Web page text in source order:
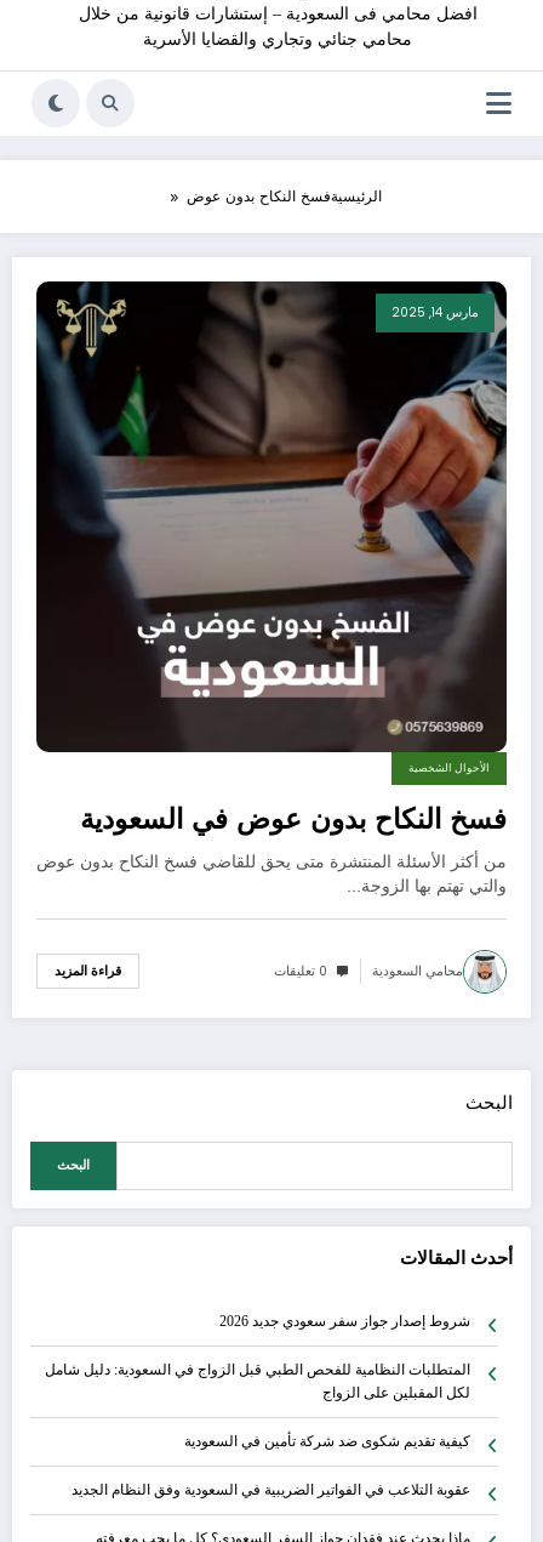
افضل محامي فى السعودية – إستشارات قانونية من خلال
محامي جنائي وتجاري والقضايا الأسرية
الرئيسيةفسخ النكاح بدون عوض
مارس 14, 2025
الأحوال الشخصية
فسخ النكاح بدون عوض في السعودية
من أكثر الأسئلة المنتشرة متى يحق للقاضي فسخ النكاح بدون عوض
والتي تهتم بها الزوجة…
محامي السعودية 0 تعليقات قراءة المزيد
البحث
البحث
أحدث المقالات
شروط إصدار جواز سفر سعودي جديد 2026
المتطلبات النظامية للفحص الطبي قبل الزواج في السعودية: دليل شامل
لكل المقبلين على الزواج
كيفية تقديم شكوى ضد شركة تأمين في السعودية
عقوبة التلاعب في الفواتير الضريبية في السعودية وفق النظام الجديد
ماذا يحدث عند فقدان جواز السفر السعودي؟ كل ما يجب معرفته